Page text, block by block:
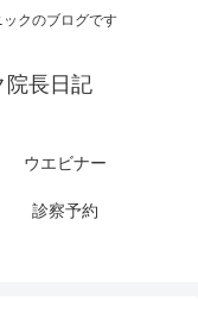
クのブログです
院長日記
ウエビナー
診察予約